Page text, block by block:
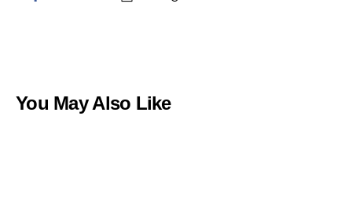
You May Also Like